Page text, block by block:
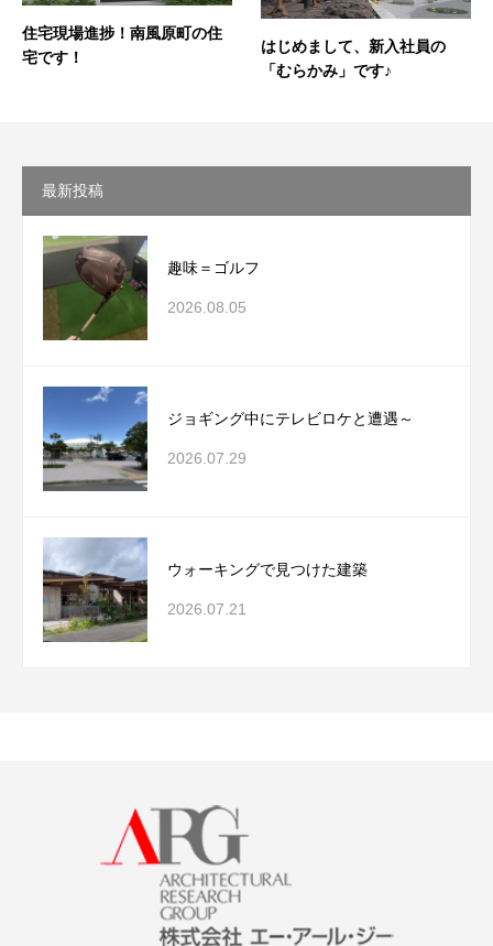
住宅現場進捗！南風原町の住
宅です！
はじめまして、新入社員の
「むらかみ」です♪
最新投稿
趣味＝ゴルフ
2026.08.05
ジョギング中にテレビロケと遭遇～
2026.07.29
ウォーキングで見つけた建築
2026.07.21